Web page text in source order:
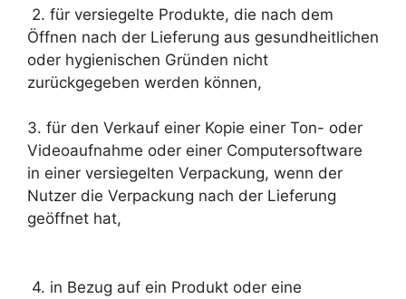
2. für versiegelte Produkte, die nach dem
Öffnen nach der Lieferung aus gesundheitlichen
oder hygienischen Gründen nicht
zurückgegeben werden können,
3. für den Verkauf einer Kopie einer Ton- oder
Videoaufnahme oder einer Computersoftware
in einer versiegelten Verpackung, wenn der
Nutzer die Verpackung nach der Lieferung
geöffnet hat,
4. in Bezug auf ein Produkt oder eine